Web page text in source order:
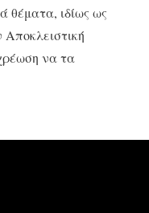
θέματα, ιδίως ως
να τα